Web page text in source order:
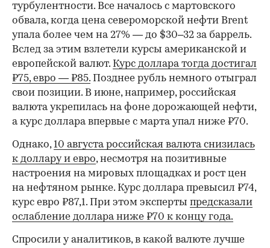
турбулентности. Все началось с мартовского
обвала, когда цена североморской нефти Brent
упала более чем на 27% — до $30–32 за баррель.
Вслед за этим взлетели курсы американской и
европейской валют. Курс доллара тогда достигал
₽75, евро — ₽85. Позднее рубль немного отыграл
свои позиции. В июне, например, российская
валюта укрепилась на фоне дорожающей нефти,
а курс доллара впервые с марта упал ниже ₽70.
Однако,10 августа российская валюта снизилась
к доллару и евро, несмотря на позитивные
настроения на мировых площадках и рост цен
на нефтяном рынке. Курс доллара превысил ₽74,
курс евро ₽87,1. При этом эксперты предсказали
ослабление доллара ниже ₽70 к концу года.
Спросили у аналитиков, в какой валюте лучше